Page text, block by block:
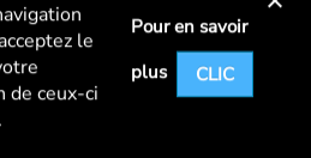
le
de ceux-ci
Pour en savoir
plus
CLIC